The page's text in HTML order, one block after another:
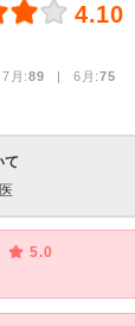
4.10
月:89 | 6月:75
て
5.0